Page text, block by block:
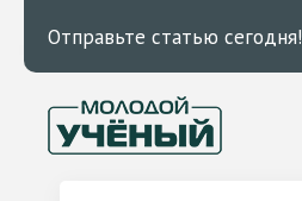
Отправьте статью сегодня!